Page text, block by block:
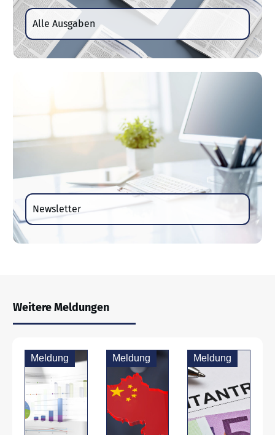
Alle Ausgaben
Newsletter
Weitere Meldungen
Meldung Meldung Meldung